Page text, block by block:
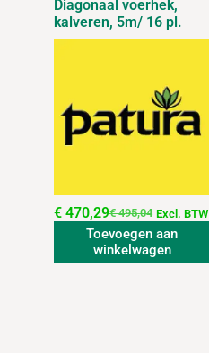
Diagonaal voerhek,
kalveren, 5m/ 16 pl.
€495,04
€ 470,29 Excl. BTW
Toevoegen aan
winkelwagen